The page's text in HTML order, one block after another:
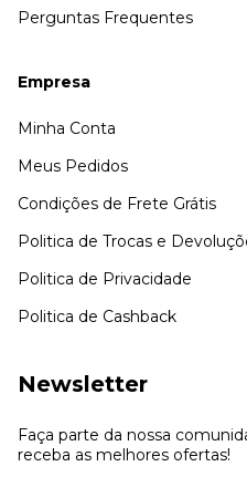
Perguntas Frequentes
Empresa
Minha Conta
Meus Pedidos
Condições de Frete Grátis
Politica de Trocas e
Politica de Privacidade
Politica de Cashback
Newsletter
Faça parte da nossa
receba as melhores ofertas!